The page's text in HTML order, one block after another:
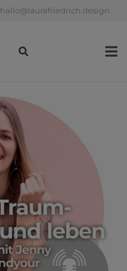
hallo@laurafriedrich.design